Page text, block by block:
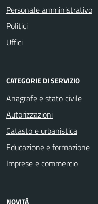
Personale amministrativo
Politici
Uffici
CATEGORIE DI SERVIZIO
Anagrafe e stato civile
Autorizzazioni
Catasto e urbanistica
Educazione e formazione
Imprese e commercio
NOVITÀ